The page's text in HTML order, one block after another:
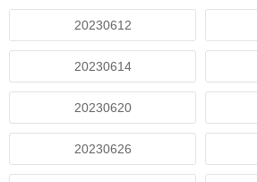
20230612
20230614
20230620
20230626